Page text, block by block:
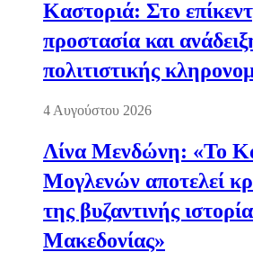
Καστοριά: Στο
προστασία και
πολιτιστικής
4 Αυγούστου 2026
Λίνα Μενδώνη: «Το
Μογλενών αποτελεί
της βυζαντινής
Μακεδονίας»